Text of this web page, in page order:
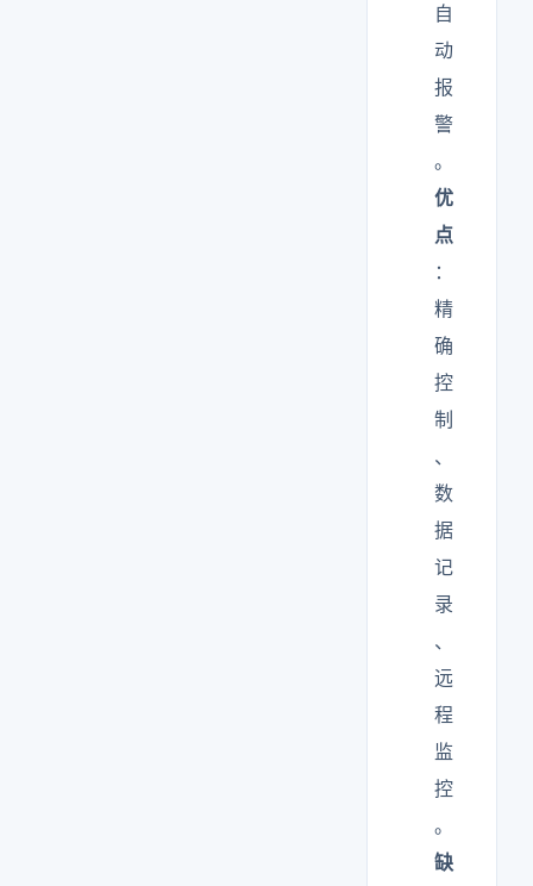
自
动
报
警
。
优
点
：
精
确
控
制
、
数
据
记
录
、
远
程
监
控
。
缺